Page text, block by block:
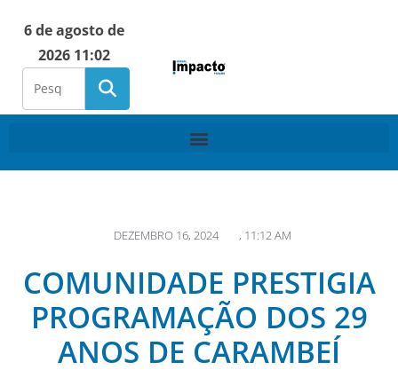
6 de agosto de
2026 11:02
DEZEMBRO 16, 2024 , 11:12 AM
COMUNIDADE PRESTIGIA
PROGRAMAÇÃO DOS 29
ANOS DE CARAMBEÍ